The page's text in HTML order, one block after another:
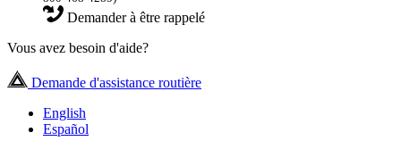
Demander à être rappelé
Vous avez besoin d'aide?
Demande d'assistance routière
English
Español